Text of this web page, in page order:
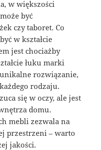
w większości
być
czy taboret. Co
w kształcie
jest chociażby
łuku marki
unikalne rozwiązanie,
rodzaju.
się w oczy, ale jest
domu.
mebli zezwala na
przestrzeni – warto
jakości.